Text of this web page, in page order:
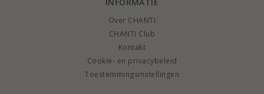
Over CHANTI
CHANTI Club
Kontakt
Cookie- en privacybeleid
Toestemmingsinstellingen